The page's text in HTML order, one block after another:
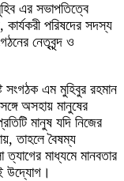
এর সভাপতিত্বে
পরিষদের সদস্য
নেতৃবৃন্দ ও
সংগঠক এম মুহিবুর রহমান
অসহায় মানুষের
মানুষ যদি নিজের
তাহলে বৈষম্য
মাধ্যমে মানবতার
উদ্যোগ।